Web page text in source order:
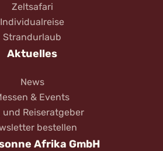
Zeltsafari
Individualreise
Strandurlaub
Aktuelles
News
& Events
und Reiseratgeber
bestellen
Afrika GmbH